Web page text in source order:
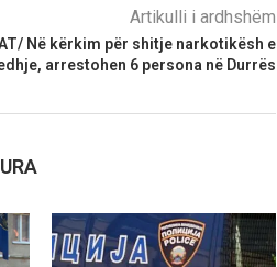
Artikulli i ardhshëm
Në kërkim për shitje narkotikësh e
arrestohen 6 persona në Durrës